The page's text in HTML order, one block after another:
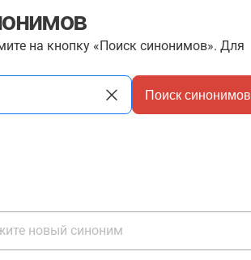
на кнопку «Поиск синонимов». Для
Поиск синонимов